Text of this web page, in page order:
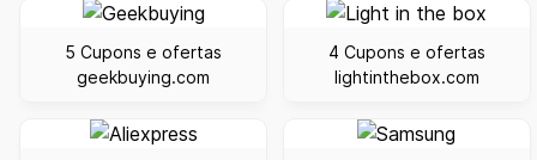
5 Cupons e ofertas
geekbuying.com
4 Cupons e ofertas
lightinthebox.com